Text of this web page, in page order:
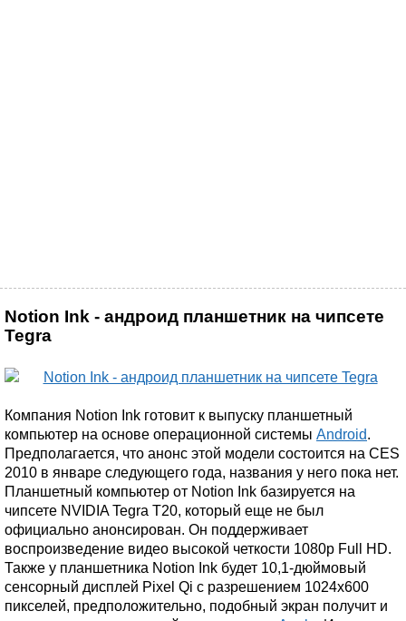
Notion Ink - андроид планшетник на чипсете
Tegra
Компания Notion Ink готовит к выпуску планшетный
компьютер на основе операционной системы Android.
Предполагается, что анонс этой модели состоится на CES
2010 в январе следующего года, названия у него пока нет.
Планшетный компьютер от Notion Ink базируется на
чипсете NVIDIA Tegra T20, который еще не был
официально анонсирован. Он поддерживает
воспроизведение видео высокой четкости 1080p Full HD.
Также у планшетника Notion Ink будет 10,1-дюймовый
сенсорный дисплей Pixel Qi с разрешением 1024x600
пикселей, предположительно, подобный экран получит и